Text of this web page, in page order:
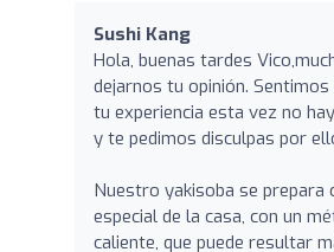
Sushi Kang
Hola, buenas tardes
dejarnos tu opinión.
tu experiencia esta vez no
y te pedimos disculpas por
Nuestro yakisoba se prepara
especial de la casa, con un
caliente, que puede resultar